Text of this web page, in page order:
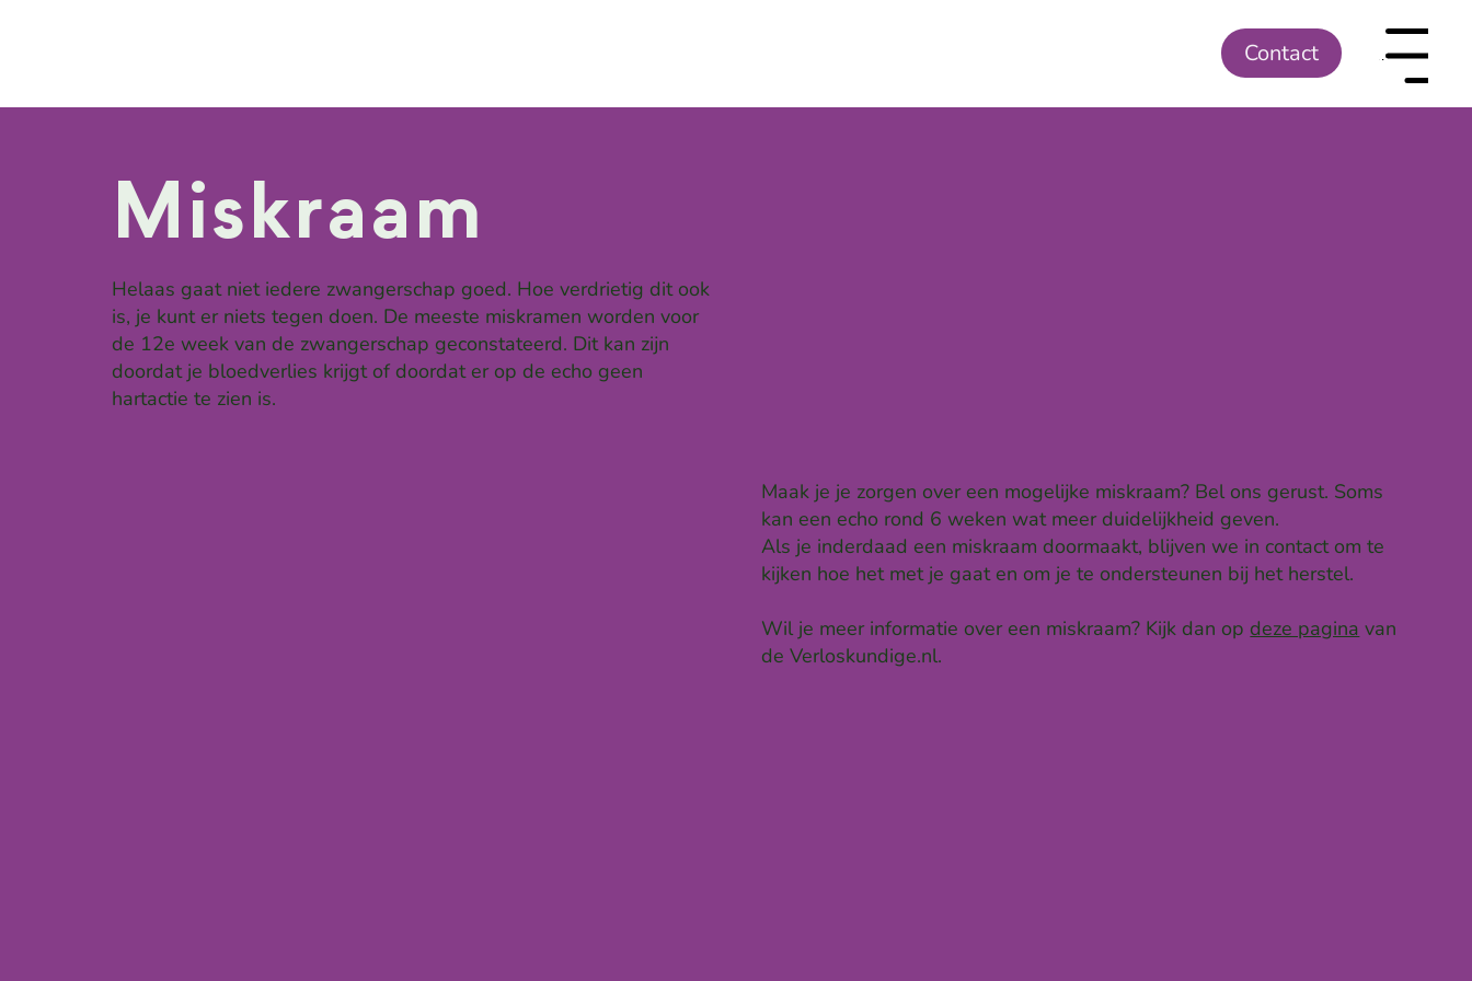
Contact Menu
Miskraam
Helaas gaat niet iedere zwangerschap goed. Hoe verdrietig dit ook
is, je kunt er niets tegen doen. De meeste miskramen worden voor
de 12e week van de zwangerschap geconstateerd. Dit kan zijn
doordat je bloedverlies krijgt of doordat er op de echo geen
hartactie te zien is.
Maak je je zorgen over een mogelijke miskraam? Bel ons gerust. Soms
kan een echo rond 6 weken wat meer duidelijkheid geven.
Als je inderdaad een miskraam doormaakt, blijven we in contact om te
kijken hoe het met je gaat en om je te ondersteunen bij het herstel.
Wil je meer informatie over een miskraam? Kijk dan op deze pagina van
de Verloskundige.nl.